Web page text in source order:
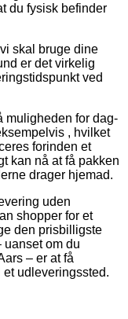
du fysisk befinder
skal bruge dine
er det virkelig
ved
muligheden for dag-
, hvilket
forinden et
kan nå at få pakken
drager hjemad.
uden
shopper for et
den prisbilligste
om du
– er at få
udleveringssted.